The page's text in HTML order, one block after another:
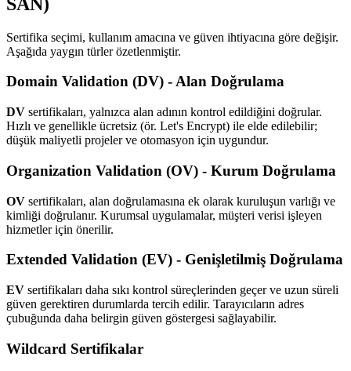
Sertifika seçimi, kullanım amacına ve güven ihtiyacına göre değişir.
Aşağıda yaygın türler özetlenmiştir.
Domain Validation (DV) - Alan Doğrulama
DV sertifikaları, yalnızca alan adının kontrol edildiğini doğrular.
Hızlı ve genellikle ücretsiz (ör. Let's Encrypt) ile elde edilebilir;
düşük maliyetli projeler ve otomasyon için uygundur.
Organization Validation (OV) - Kurum Doğrulama
OV sertifikaları, alan doğrulamasına ek olarak kuruluşun varlığı ve
kimliği doğrulanır. Kurumsal uygulamalar, müşteri verisi işleyen
hizmetler için önerilir.
Extended Validation (EV) - Genişletilmiş Doğrulama
EV sertifikaları daha sıkı kontrol süreçlerinden geçer ve uzun süreli
güven gerektiren durumlarda tercih edilir. Tarayıcıların adres
çubuğunda daha belirgin güven göstergesi sağlayabilir.
Wildcard Sertifikalar